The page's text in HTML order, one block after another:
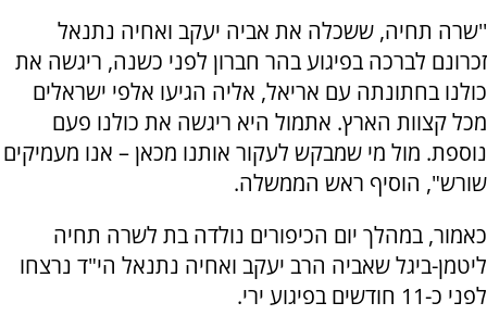
''שרה תחיה, ששכלה את אביה יעקב ואחיה נתנאל
זכרונם לברכה בפיגוע בהר חברון לפני כשנה, ריגשה את
כולנו בחתונתה עם אריאל, אליה הגיעו אלפי ישראלים
מכל קצוות הארץ. אתמול היא ריגשה את כולנו פעם
נוספת. מול מי שמבקש לעקור אותנו מכאן – אנו מעמיקים
שורש", הוסיף ראש הממשלה.
כאמור, במהלך יום הכיפורים נולדה בת לשרה תחיה
ליטמן-ביגל שאביה הרב יעקב ואחיה נתנאל הי"ד נרצחו
לפני כ-11 חודשים⁠⁠⁠⁠ בפיגוע ירי.